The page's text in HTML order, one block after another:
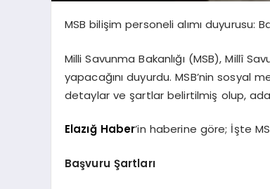
MSB bilişim personeli alımı duyurusu:
Milli Savunma Bakanlığı (MSB), Millî
yapacağını duyurdu. MSB’nin sosyal
detaylar ve şartlar belirtilmiş olup,
Elazığ Haber’in haberine göre; İşte
Başvuru Şartları